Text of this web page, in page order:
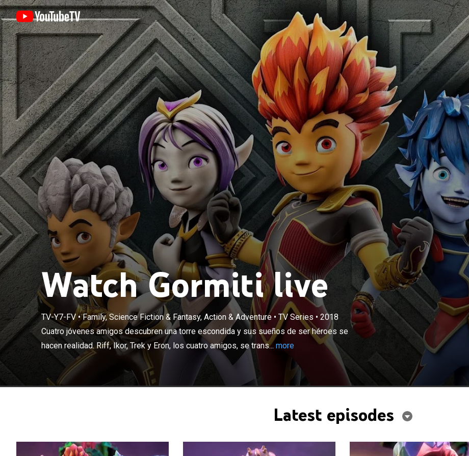
Watch Gormiti live
TV-Y7-FV•Family, Science Fiction & Fantasy, Action & Adventure• TV Series • 2018
Cuatro jóvenes amigos descubren una torre escondida y sus sueños de ser héroes se
hacen realidad. Riff, Ikor, Trek y Eron, los cuatro amigos, se trans... more
Cuatro jóvenes amigos descubren una torre escondida y sus sueños de
ser héroes se hacen realidad. Riff, Ikor, Trek y Eron, los cuatro amigos,
se transformarán en los legendarios guerreros Gormiti.
×
Latest episodes